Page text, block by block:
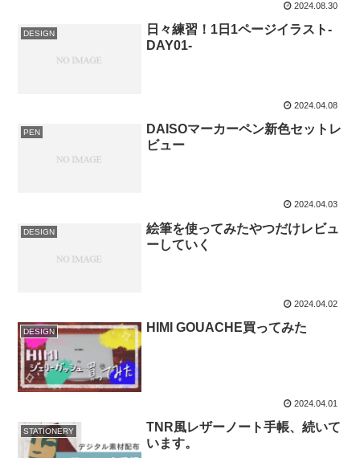
2024.08.30
DESIGN
日々練習！1日1ページイラスト-
DAY01-
2024.04.08
PEN
DAISOマーカーペン新色セットレ
ビュー
2024.04.03
DESIGN
絵筆を使ってみたやつだけレビュ
ーしていく
2024.04.02
DESIGN HIMI GOUACHE買ってみた
2024.04.01
STATIONERY
TNR風レザーノート手帳、続いて
います。